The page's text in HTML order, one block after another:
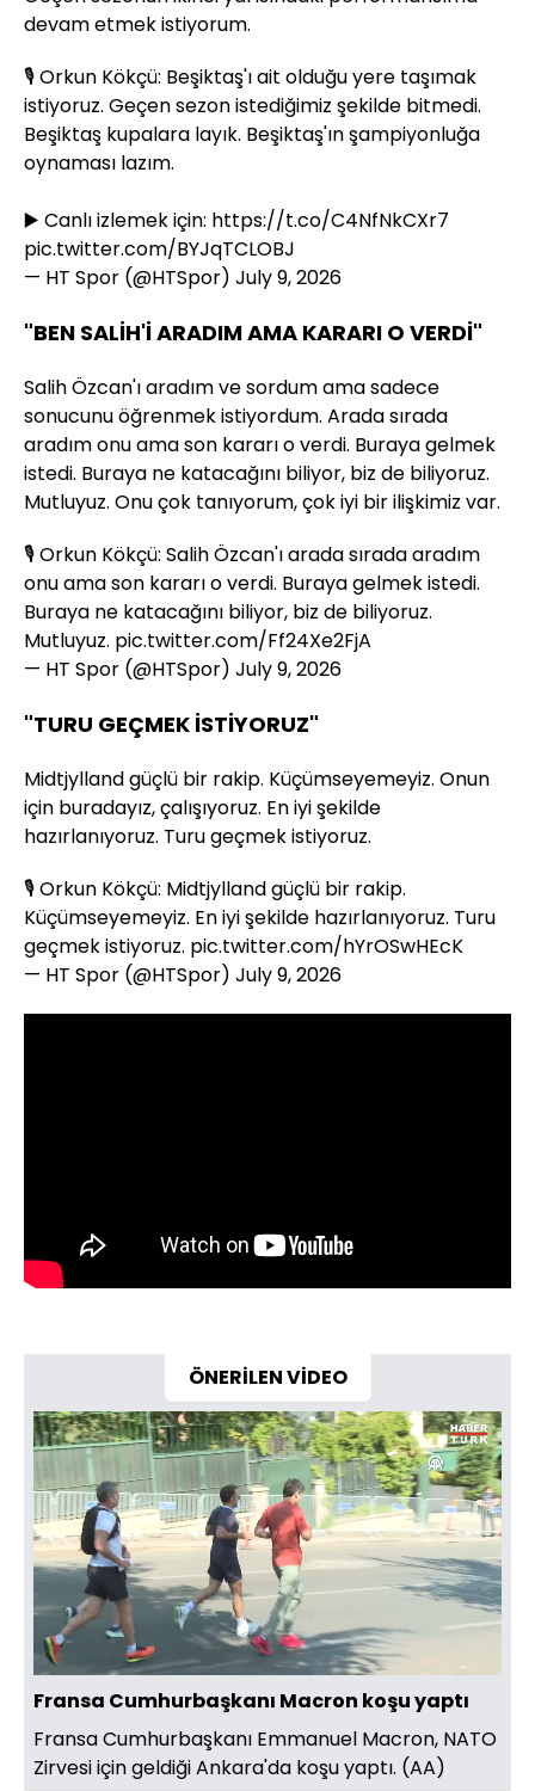
devam etmek istiyorum.
🎙️ Orkun Kökçü: Beşiktaş'ı ait olduğu yere taşımak
istiyoruz. Geçen sezon istediğimiz şekilde bitmedi.
Beşiktaş kupalara layık. Beşiktaş'ın şampiyonluğa
oynaması lazım.
▶️ Canlı izlemek için: https://t.co/C4NfNkCXr7
pic.twitter.com/BYJqTCLOBJ
— HT Spor (@HTSpor) July 9, 2026
"BEN SALİH'İ ARADIM AMA KARARI O VERDİ"
Salih Özcan'ı aradım ve sordum ama sadece
sonucunu öğrenmek istiyordum. Arada sırada
aradım onu ama son kararı o verdi. Buraya gelmek
istedi. Buraya ne katacağını biliyor, biz de biliyoruz.
Mutluyuz. Onu çok tanıyorum, çok iyi bir ilişkimiz var.
🎙️ Orkun Kökçü: Salih Özcan'ı arada sırada aradım
onu ama son kararı o verdi. Buraya gelmek istedi.
Buraya ne katacağını biliyor, biz de biliyoruz.
Mutluyuz. pic.twitter.com/Ff24Xe2FjA
— HT Spor (@HTSpor) July 9, 2026
"TURU GEÇMEK İSTİYORUZ"
Midtjylland güçlü bir rakip. Küçümseyemeyiz. Onun
için buradayız, çalışıyoruz. En iyi şekilde
hazırlanıyoruz. Turu geçmek istiyoruz.
🎙️ Orkun Kökçü: Midtjylland güçlü bir rakip.
Küçümseyemeyiz. En iyi şekilde hazırlanıyoruz. Turu
geçmek istiyoruz. pic.twitter.com/hYrOSwHEcK
— HT Spor (@HTSpor) July 9, 2026
ÖNERİLEN VİDEO
Sesi
Aç
720
Yüklendi
25.45%
Oynatma
Hızı
Fransa Cumhurbaşkanı Macron koşu yaptı
Fransa Cumhurbaşkanı Emmanuel Macron, NATO
Zirvesi için geldiği Ankara'da koşu yaptı. (AA)